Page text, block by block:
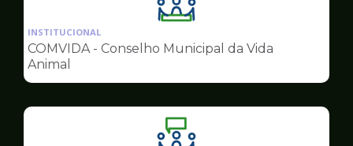
Ilustração
da
pagina
Conselhos
INSTITUCIONAL
COMVIDA - Conselho Municipal da Vida
Animal